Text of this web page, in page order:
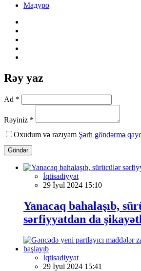
Мадуро
Rəy yaz
Ad *
Rəyiniz *
Oxudum və razıyam Şərh göndərmə
Göndər
İqtisadiyyat
29 İyul 2024 15:10
Yanacaq bahalaşıb,
sərfiyyatdan da
İqtisadiyyat
29 İyul 2024 15:41